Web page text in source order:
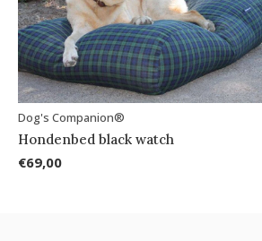
Dog's Companion®
Hondenbed black watch
€69,00